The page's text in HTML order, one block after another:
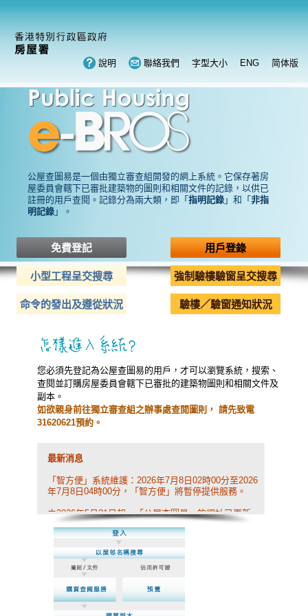
說明 聯絡我們 字型大小 ENG 简体版
公屋查圖易是一個由獨立審查組開發的網上系統。它保存著房
屋委員會轄下已審批建築物的圖則和相關文件的記錄，以供已
註冊的用戶查閱。記錄分為兩大類，即「 指明記錄 」和「 非指
明記錄 」。
免費登記 用戶登錄
小型工程呈交搜尋 強制驗樓驗窗呈交搜尋
命令的發出及遵從狀況 驗樓／驗窗通知狀況
您必須先登記為公屋查圖易的用戶，才可以瀏覽系統，搜索、
查閱並訂購房屋委員會轄下已審批的建築物圖則和相關文件及
副本。
如欲親身前往獨立審查組之辦事處查閲圖則， 請先致電
31620621預約。
最新消息
「智方便」系統維護：2026年7月8日02時00分至2026
年7月8日04時00分，「智方便」將暫停提供服務。
由2026年5月31日起，「公屋查圖易」的網址已更新
https://eservices.housingauthority.gov.hk/publichousi
ngebros。請注意，本次系統更新僅涉及網址變更。所
有用戶登錄認證及資料均保持不變。
由2026年1月1日開始，公屋查圖易就閱圖及購買副本
的費用已作出微調。詳情請參閱本網站內的